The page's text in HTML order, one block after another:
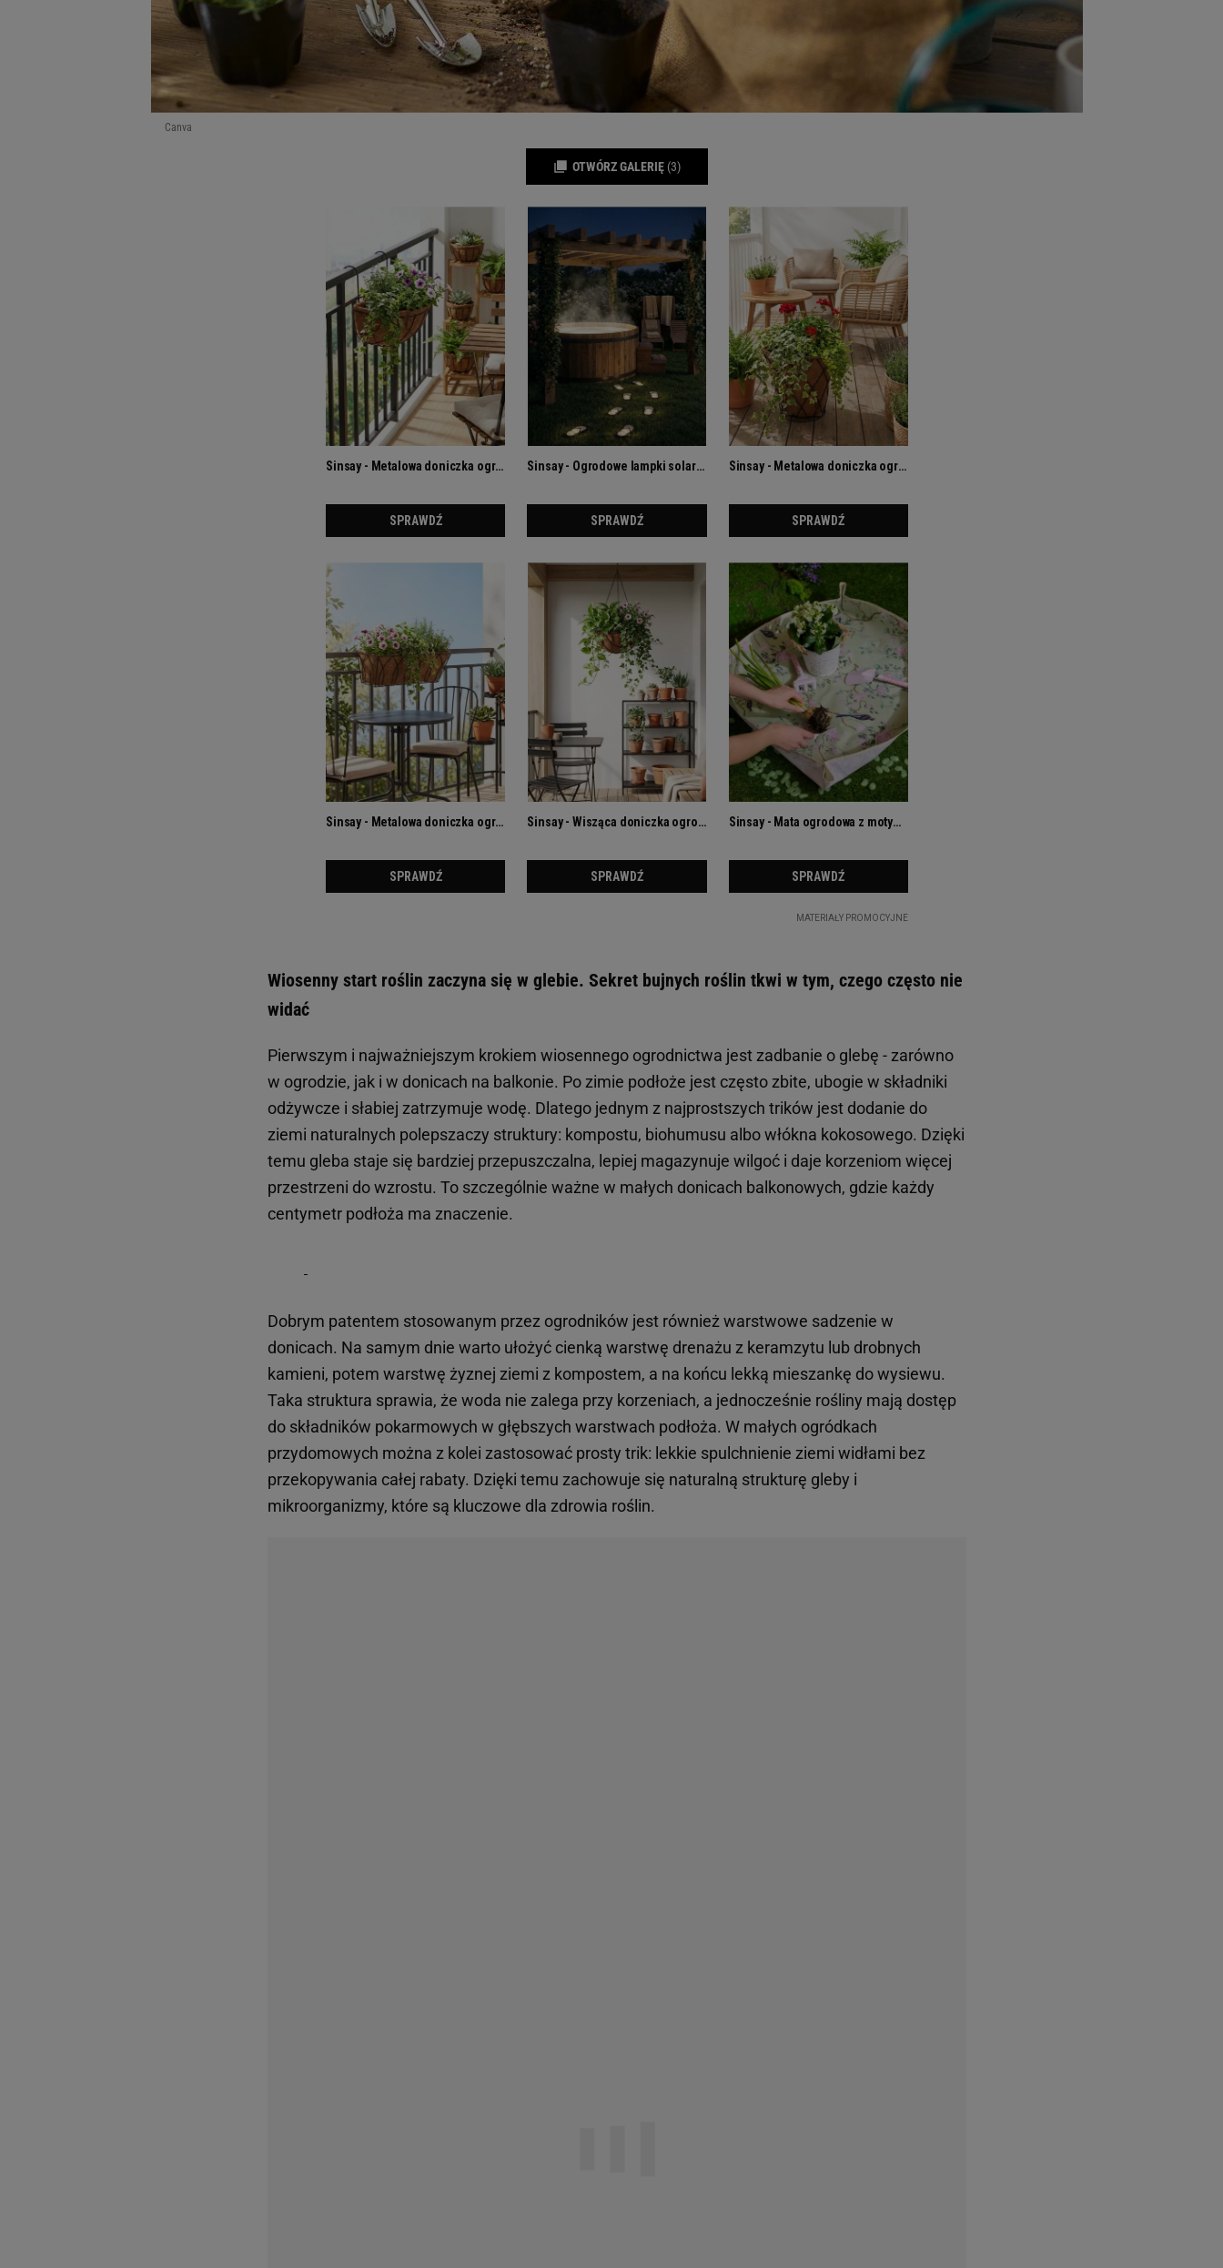
Canva
OTWÓRZ GALERIĘ (3)
Wiosenny start roślin zaczyna się w glebie. Sekret bujnych roślin tkwi w tym, czego często nie
widać
Pierwszym i najważniejszym krokiem wiosennego ogrodnictwa jest zadbanie o glebę - zarówno
w ogrodzie, jak i w donicach na balkonie. Po zimie podłoże jest często zbite, ubogie w składniki
odżywcze i słabiej zatrzymuje wodę. Dlatego jednym z najprostszych trików jest dodanie do
ziemi naturalnych polepszaczy struktury: kompostu, biohumusu albo włókna kokosowego. Dzięki
temu gleba staje się bardziej przepuszczalna, lepiej magazynuje wilgoć i daje korzeniom więcej
przestrzeni do wzrostu. To szczególnie ważne w małych donicach balkonowych, gdzie każdy
centymetr podłoża ma znaczenie.
Dobrym patentem stosowanym przez ogrodników jest również warstwowe sadzenie w
donicach. Na samym dnie warto ułożyć cienką warstwę drenażu z keramzytu lub drobnych
kamieni, potem warstwę żyznej ziemi z kompostem, a na końcu lekką mieszankę do wysiewu.
Taka struktura sprawia, że woda nie zalega przy korzeniach, a jednocześnie rośliny mają dostęp
do składników pokarmowych w głębszych warstwach podłoża. W małych ogródkach
przydomowych można z kolei zastosować prosty trik: lekkie spulchnienie ziemi widłami bez
przekopywania całej rabaty. Dzięki temu zachowuje się naturalną strukturę gleby i
mikroorganizmy, które są kluczowe dla zdrowia roślin.
badnie odbiorców i ulepszanie usług.Lista Zaufanych Partnerów